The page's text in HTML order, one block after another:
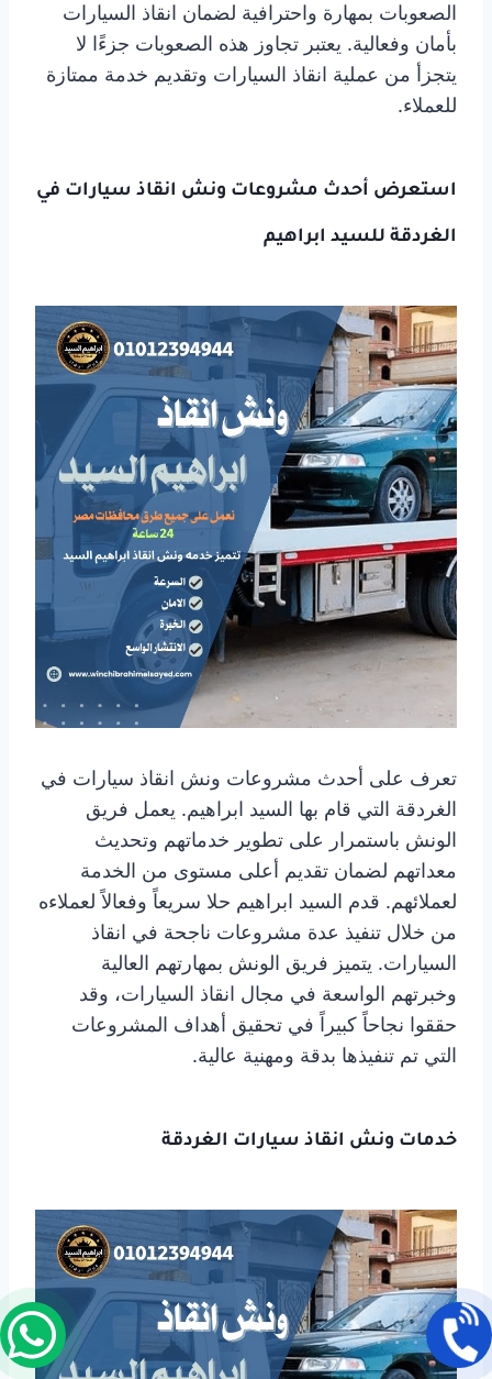
الصعوبات بمهارة واحترافية لضمان انقاذ السيارات
بأمان وفعالية. يعتبر تجاوز هذه الصعوبات جزءًا لا
يتجزأ من عملية انقاذ السيارات وتقديم خدمة ممتازة
للعملاء.
استعرض أحدث مشروعات ونش انقاذ سيارات في
الغردقة للسيد ابراهيم
تعرف على أحدث مشروعات ونش انقاذ سيارات في
الغردقة التي قام بها السيد ابراهيم. يعمل فريق
الونش باستمرار على تطوير خدماتهم وتحديث
معداتهم لضمان تقديم أعلى مستوى من الخدمة
لعملائهم. قدم السيد ابراهيم حلا سريعاً وفعالاً لعملاءه
من خلال تنفيذ عدة مشروعات ناجحة في انقاذ
السيارات. يتميز فريق الونش بمهارتهم العالية
وخبرتهم الواسعة في مجال انقاذ السيارات، وقد
حققوا نجاحاً كبيراً في تحقيق أهداف المشروعات
التي تم تنفيذها بدقة ومهنية عالية.
خدمات ونش انقاذ سيارات الغردقة